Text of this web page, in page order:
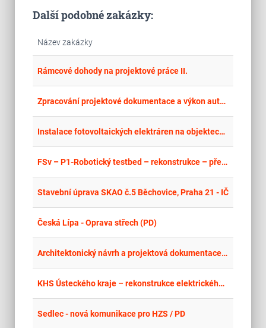
Další podobné zakázky:
Název zakázky
Rámcové dohody na projektové práce II.
Zpracování projektové dokumentace a výkon autorského dozoru pro výstavbu bytového domu Francouzská 61
Instalace fotovoltaických elektráren na objektech města Varnsdorf – TS Varnsdorf a Hřbitov
FSv – P1-Robotický testbed – rekonstrukce – přepracování a dokončení
Stavební úprava SKAO č.5 Běchovice, Praha 21 - IČ
Česká Lípa - Oprava střech (PD)
Architektonický návrh a projektová dokumentace pro rozšíření kapacity ZŠ Jarov – rekonstrukce a dostavba objektů ZŠ Jarov
KHS Ústeckého kraje – rekonstrukce elektrického osvětlení v administrativní budově Jiřího Wolkera 1342/4, Teplice - projekt
Sedlec - nová komunikace pro HZS / PD